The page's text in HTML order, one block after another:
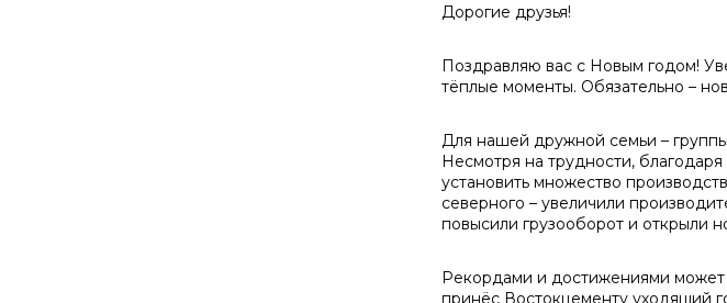
Дорогие друзья!
Поздравляю вас с Новым годом!
тёплые моменты. Обязательно –
Для нашей дружной семьи –
Несмотря на трудности,
установить множество
северного – увеличили
повысили грузооборот и открыли
Рекордами и достижениями может
принёс Востокцементу уходящий